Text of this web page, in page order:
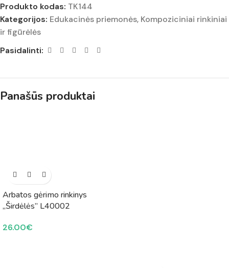
Produkto kodas: TK144
Kategorijos: Edukacinės priemonės, Kompoziciniai rinkiniai
ir figūrėlės
Pasidalinti:
Panašūs produktai
Arbatos gėrimo rinkinys
„Širdėlės” L40002
26.00€